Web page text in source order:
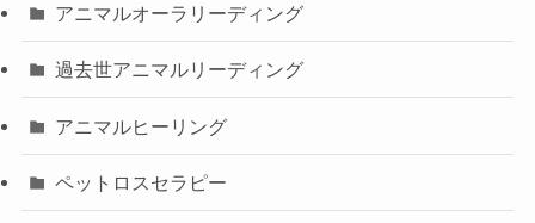
アニマルオーラリーディング
過去世アニマルリーディング
アニマルヒーリング
ペットロスセラピー